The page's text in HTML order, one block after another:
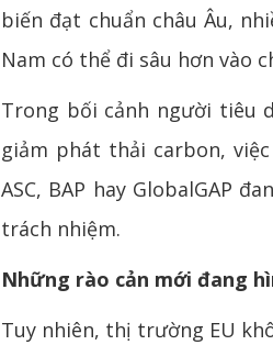
biến đạt chuẩn châu Âu,
Nam có thể đi sâu hơn vào
Trong bối cảnh người tiêu
giảm phát thải carbon,
ASC, BAP hay GlobalGAP
trách nhiệm.
Những rào cản mới đang
Tuy nhiên, thị trường EU